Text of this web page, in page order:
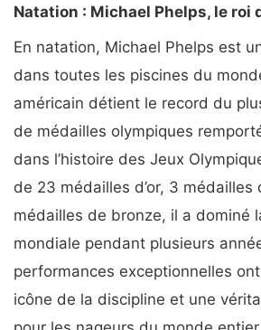
Natation : Michael Phelps, le roi
En natation, Michael Phelps est
dans toutes les piscines du
américain détient le record du
de médailles olympiques
dans l’histoire des Jeux
de 23 médailles d’or, 3 médailles
médailles de bronze, il a dominé
mondiale pendant plusieurs
performances exceptionnelles
icône de la discipline et une